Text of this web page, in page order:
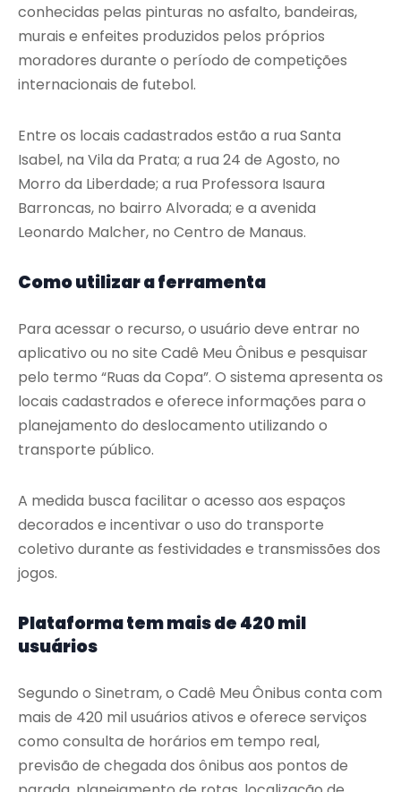
conhecidas pelas pinturas no asfalto, bandeiras,
murais e enfeites produzidos pelos próprios
moradores durante o período de competições
internacionais de futebol.
Entre os locais cadastrados estão a rua Santa
Isabel, na Vila da Prata; a rua 24 de Agosto, no
Morro da Liberdade; a rua Professora Isaura
Barroncas, no bairro Alvorada; e a avenida
Leonardo Malcher, no Centro de Manaus.
Como utilizar a ferramenta
Para acessar o recurso, o usuário deve entrar no
aplicativo ou no site Cadê Meu Ônibus e pesquisar
pelo termo “Ruas da Copa”. O sistema apresenta os
locais cadastrados e oferece informações para o
planejamento do deslocamento utilizando o
transporte público.
A medida busca facilitar o acesso aos espaços
decorados e incentivar o uso do transporte
coletivo durante as festividades e transmissões dos
jogos.
Plataforma tem mais de 420 mil
usuários
Segundo o Sinetram, o Cadê Meu Ônibus conta com
mais de 420 mil usuários ativos e oferece serviços
como consulta de horários em tempo real,
previsão de chegada dos ônibus aos pontos de